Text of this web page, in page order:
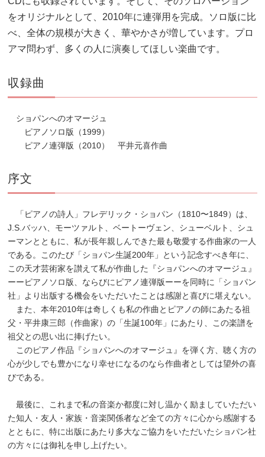
をオリジナルとして、2010年に連弾用を完成。ソロ版に比
べ、全体の規模が大きく、華やかさが増しています。プロ
アマ問わず、多くの人に演奏してほしい楽曲です。
収録曲
ショパンへのオマージュ
ピアノソロ版（1999）
ピアノ連弾版（2010） 平井元喜作曲
序文
「ピアノの詩人」フレデリック・ショパン（1810〜1849）は、
J.S.バッハ、モーツァルト、ベートーヴェン、シューベルト、シュ
ーマンとともに、私が長年親しんできた最も敬愛する作曲家の一人
である。このたび「ショパン生誕200年」という記念すべき年に、
この天才芸術家を讃えて私が作曲した『ショパンへのオマージュ』
ーーピアノソロ版、ならびにピアノ連弾版ーーを同時に「ショパン
社」より出版する機会をいただいたことは感謝と喜びに堪えない。
また、本年2010年は奇しくも私の作曲とピアノの師にあたる祖
父・平井康三郎（作曲家）の「生誕100年」にあたり、この楽譜を
祖父との思い出に捧げたい。
このピアノ作品『ショパンへのオマージュ』を弾く方、聴く方の
心が少しでも豊かになり幸せになるのなら作曲者としては望外の喜
びである。
最後に、これまで私の音楽か都度に対し温かく励ましていただい
た知人・友人・家族・音楽関係者など全ての方々に心から感謝する
とともに、特に出版にあたり多大なご協力をいただいたショパン社
の方々には御礼を申し上げたい。